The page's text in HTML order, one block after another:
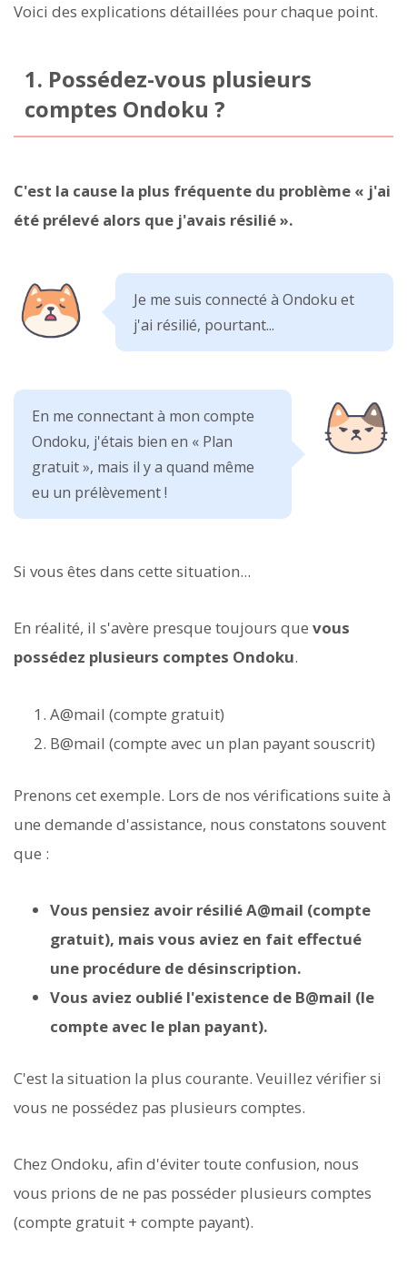
Voici des explications détaillées pour chaque point.
1. Possédez-vous plusieurs
comptes Ondoku ?
C'est la cause la plus fréquente du problème « j'ai
été prélevé alors que j'avais résilié ».
Je me suis connecté à Ondoku et
j'ai résilié, pourtant...
En me connectant à mon compte
Ondoku, j'étais bien en « Plan
gratuit », mais il y a quand même
eu un prélèvement !
Si vous êtes dans cette situation...
En réalité, il s'avère presque toujours que vous
possédez plusieurs comptes Ondoku.
A@mail (compte gratuit)
B@mail (compte avec un plan payant souscrit)
Prenons cet exemple. Lors de nos vérifications suite à
une demande d'assistance, nous constatons souvent
que :
Vous pensiez avoir résilié A@mail (compte
gratuit), mais vous aviez en fait effectué
une procédure de désinscription.
Vous aviez oublié l'existence de B@mail (le
compte avec le plan payant).
C'est la situation la plus courante. Veuillez vérifier si
vous ne possédez pas plusieurs comptes.
Chez Ondoku, afin d'éviter toute confusion, nous
vous prions de ne pas posséder plusieurs comptes
(compte gratuit + compte payant).